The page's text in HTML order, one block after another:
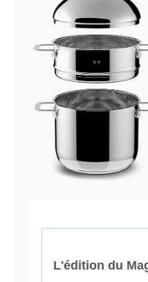
Le Magazine Naturo
Je suis Evy, Naturopathe
l’accompagnement des
ménopause